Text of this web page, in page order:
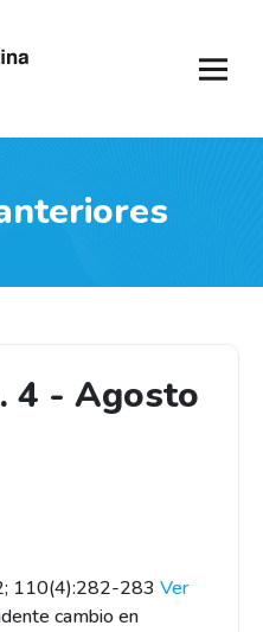
4 - Agosto
110(4):282-283 Ver
cambio en